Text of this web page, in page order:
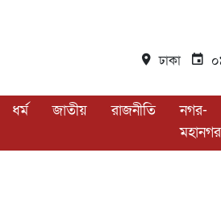
ঢাকা
ধর্ম জাতীয় রাজনীতি
নগর-
মহানগর